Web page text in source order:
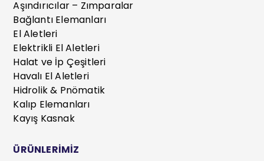
Aşındırıcılar – Zımparalar
Bağlantı Elemanları
El Aletleri
Elektrikli El Aletleri
Halat ve İp Çeşitleri
Havalı El Aletleri
Hidrolik & Pnömatik
Kalıp Elemanları
Kayış Kasnak
ÜRÜNLERİMİZ